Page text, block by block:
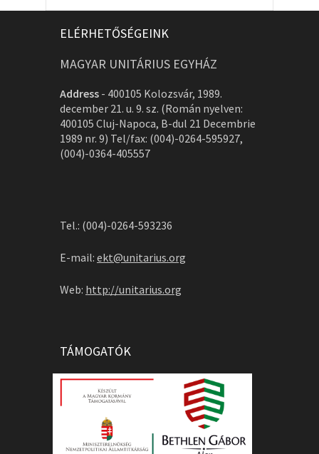
ELÉRHETŐSÉGEINK
MAGYAR UNITÁRIUS EGYHÁZ
Address - 400105 Kolozsvár, 1989.
december 21. u. 9. sz. (Román nyelven:
400105 Cluj-Napoca, B-dul 21 Decembrie
1989 nr. 9) Tel/fax: (004)-0264-595927,
(004)-0364-405557
Tel.: (004)-0264-593236
E-mail: ekt@unitarius.org
Web: http://unitarius.org
TÁMOGATÓK